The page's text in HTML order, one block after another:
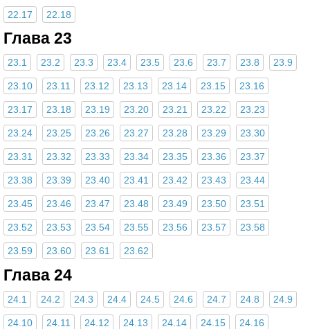
22.17 22.18
Глава 23
23.1 23.2 23.3 23.4 23.5 23.6 23.7 23.8 23.9
23.10 23.11 23.12 23.13 23.14 23.15 23.16
23.17 23.18 23.19 23.20 23.21 23.22 23.23
23.24 23.25 23.26 23.27 23.28 23.29 23.30
23.31 23.32 23.33 23.34 23.35 23.36 23.37
23.38 23.39 23.40 23.41 23.42 23.43 23.44
23.45 23.46 23.47 23.48 23.49 23.50 23.51
23.52 23.53 23.54 23.55 23.56 23.57 23.58
23.59 23.60 23.61 23.62
Глава 24
24.1 24.2 24.3 24.4 24.5 24.6 24.7 24.8 24.9
24.10 24.11 24.12 24.13 24.14 24.15 24.16